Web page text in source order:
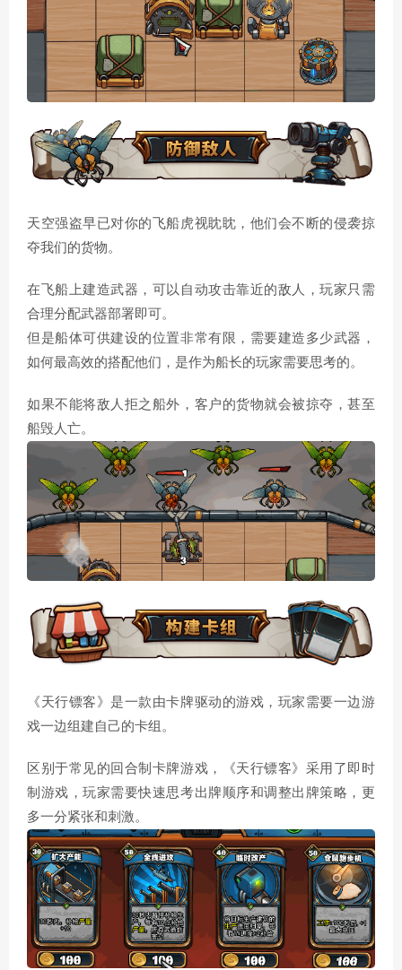
天空强盗早已对你的飞船虎视眈眈，他们会不断的侵袭掠
夺我们的货物。
在飞船上建造武器，可以自动攻击靠近的敌人，玩家只需
合理分配武器部署即可。
但是船体可供建设的位置非常有限，需要建造多少武器，
如何最高效的搭配他们，是作为船长的玩家需要思考的。
如果不能将敌人拒之船外，客户的货物就会被掠夺，甚至
船毁人亡。
《天行镖客》是一款由卡牌驱动的游戏，玩家需要一边游
戏一边组建自己的卡组。
区别于常见的回合制卡牌游戏，《天行镖客》采用了即时
制游戏，玩家需要快速思考出牌顺序和调整出牌策略，更
多一分紧张和刺激。